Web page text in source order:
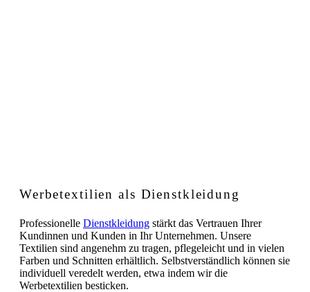
Werbetextilien als Dienstkleidung
Professionelle Dienstkleidung stärkt das Vertrauen Ihrer
Kundinnen und Kunden in Ihr Unternehmen. Unsere
Textilien sind angenehm zu tragen, pflegeleicht und in vielen
Farben und Schnitten erhältlich. Selbstverständlich können sie
individuell veredelt werden, etwa indem wir die
Werbetextilien besticken.